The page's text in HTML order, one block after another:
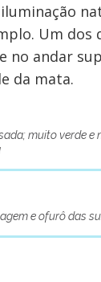
Um dos
no andar
da mata.
muito verde e
e ofurô das